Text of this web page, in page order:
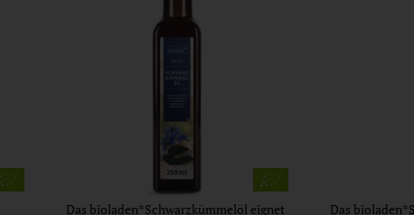
Das bioladen*Schwarzkümmelöl eignet
Das